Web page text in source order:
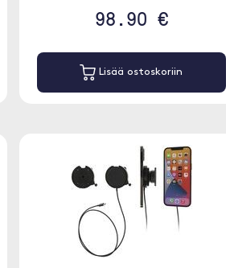
98.90 €
Lisää ostoskoriin